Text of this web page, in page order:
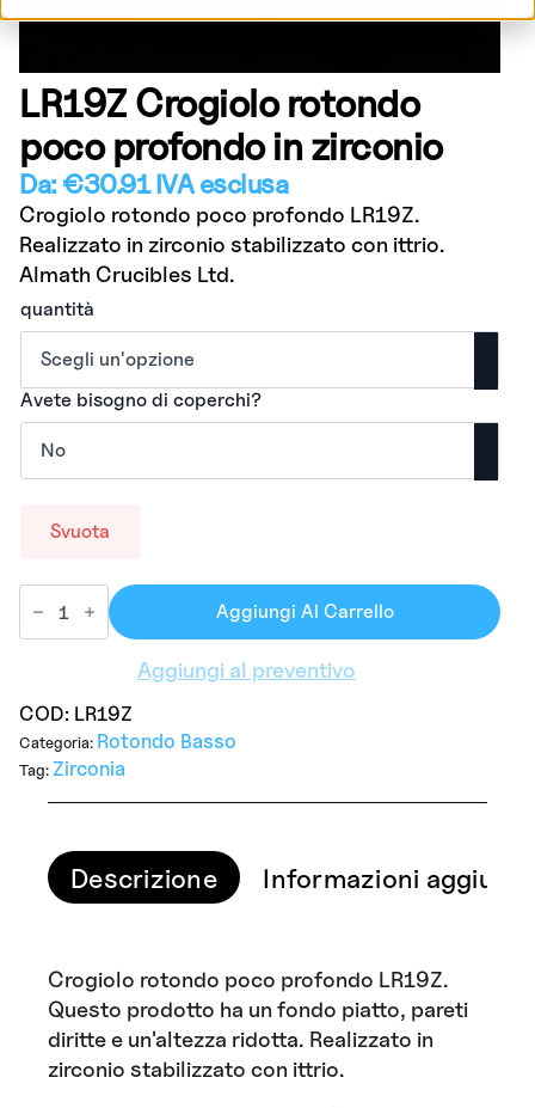
LR19Z Crogiolo rotondo
poco profondo in zirconio
Da: €30.91IVA esclusa
Crogiolo rotondo poco profondo LR19Z.
Realizzato in zirconio stabilizzato con ittrio.
Almath Crucibles Ltd.
quantità
Avete bisogno di coperchi?
Svuota
Aggiungi Al Carrello
Aggiungi al preventivo
COD: LR19Z
Categoria: Rotondo Basso
Tag: Zirconia
Descrizione Informazioni
Crogiolo rotondo poco profondo LR19Z.
Questo prodotto ha un fondo piatto, pareti
diritte e un'altezza ridotta. Realizzato in
zirconio stabilizzato con ittrio.